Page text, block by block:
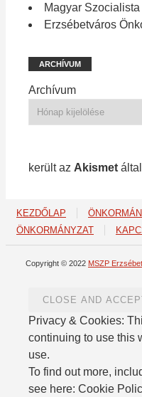
Magyar Szocialista
Erzsébetváros
ARCHÍVUM
Archívum
került az Akismet
KEZDŐLAP
ÖNKORMÁNYZAT
Copyright © 2022 MSZP
Privacy & Cookies:
continuing to use this
use.
To find out more,
see here: Cookie